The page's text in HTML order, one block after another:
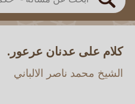
بحث
كلام على عدنان عرعور.
الشيخ محمد ناصر الالباني